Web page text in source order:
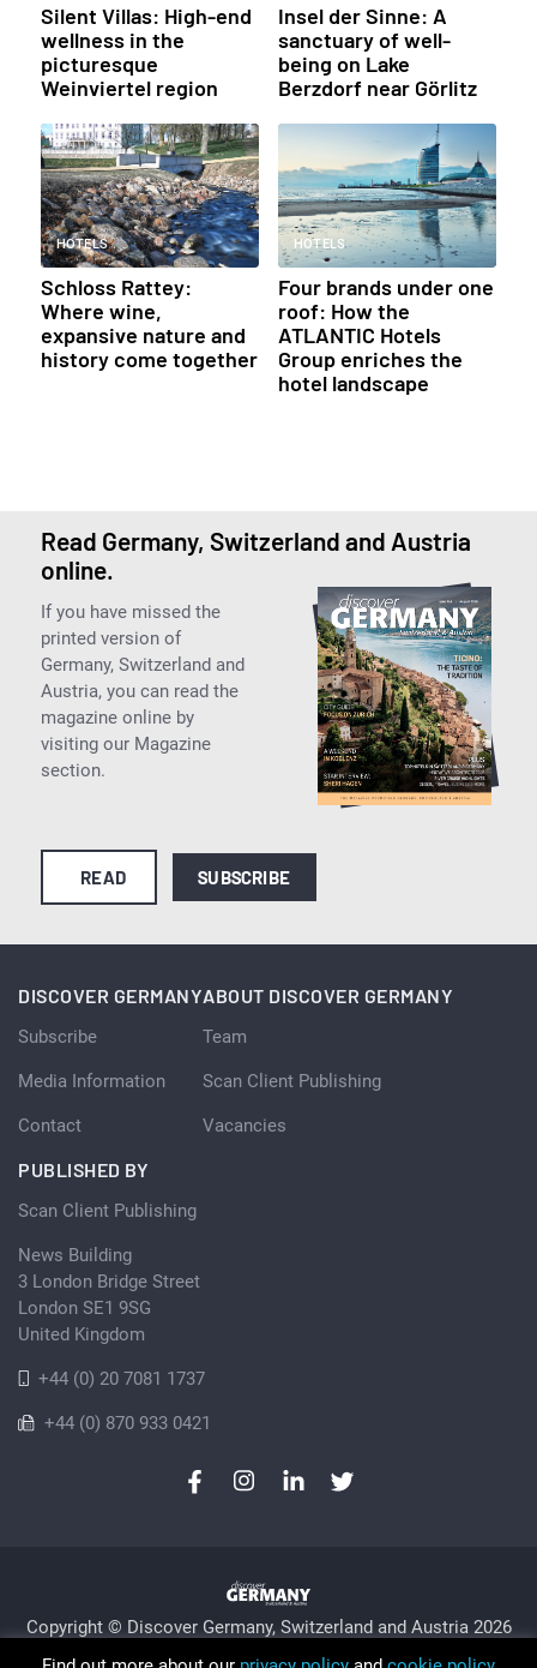
Silent Villas: High-end
wellness in the
picturesque
Weinviertel region
Insel der Sinne: A
sanctuary of well-
being on Lake
Berzdorf near Görlitz
HOTELS
Schloss Rattey:
Where wine,
expansive nature and
history come together
HOTELS
Four brands under one
roof: How the
ATLANTIC Hotels
Group enriches the
hotel landscape
Read Germany, Switzerland and Austria
online.
If you have missed the
printed version of
Germany, Switzerland and
Austria, you can read the
magazine online by
visiting our Magazine
section.
READ SUBSCRIBE
DISCOVER GERMANY
Subscribe
Media Information
Contact
ABOUT DISCOVER GERMANY
Team
Scan Client Publishing
Vacancies
PUBLISHED BY
Scan Client Publishing
News Building
3 London Bridge Street
London SE1 9SG
United Kingdom
+44 (0) 20 7081 1737
+44 (0) 870 933 0421
Copyright © Discover Germany, Switzerland and Austria 2026
Privacy Policy
Sitemap